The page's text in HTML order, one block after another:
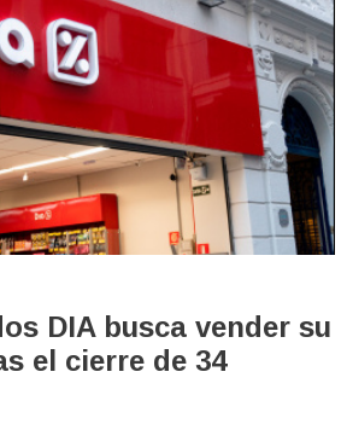
DIA busca vender su
el cierre de 34